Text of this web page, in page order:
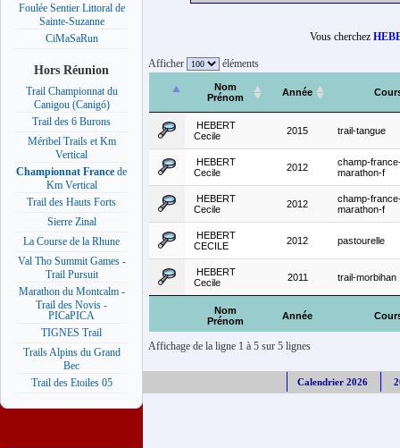
Foulée Sentier Littoral de
Sainte-Suzanne
CiMaSaRun
Hors Réunion
Trail Championnat du
Canigou (Canigó)
Trail des 6 Burons
Méribel Trails et Km
Vertical
Championnat France de
Km Vertical
Trail des Hauts Forts
Sierre Zinal
La Course de la Rhune
Val Tho Summit Games -
Trail Pursuit
Marathon du Montcalm -
Trail des Novis -
PICaPICA
TIGNES Trail
Trails Alpins du Grand
Bec
Trail des Etoiles 05
Vous cherchez
Afficher éléments
Nom
Prénom
Année
Nom
Prénom
Année
HEBERT
Cecile
2015 trail-tangue
HEBERT
Cecile
2012
champ-
marathon-f
HEBERT
Cecile
2012
champ-
marathon-f
HEBERT
CECILE
2012 pastourelle
HEBERT
Cecile
2011 trail-morbihan
Affichage de la ligne 1 à 5 sur 5 lignes
Calendrier 2026